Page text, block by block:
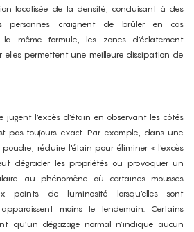
localisée de la densité, conduisant à des
personnes craignent de brûler en cas
même formule, les zones d'éclatement
elles permettent une meilleure dissipation de
jugent l'excès d'étain en observant les côtés
pas toujours exact. Par exemple, dans une
réduire l'étain pour éliminer « l'excès
dégrader les propriétés ou provoquer un
au phénomène où certaines mousses
points de luminosité lorsqu'elles sont
moins le lendemain. Certains
qu’un dégazage normal n’indique aucun